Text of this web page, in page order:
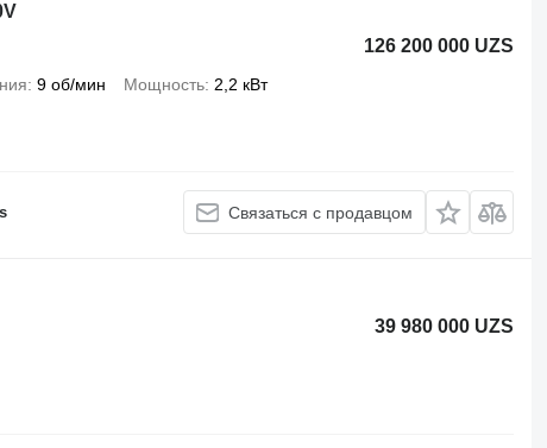
126 200 000 UZS
9 об/мин Мощность 2,2 кВт
Связаться с продавцом
39 980 000 UZS